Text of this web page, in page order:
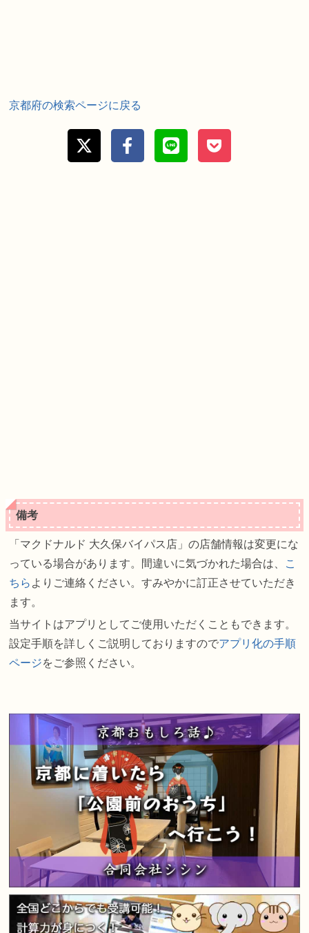
京都府の検索ページに戻る
備考
「マクドナルド 大久保バイパス店」の店舗情報は変更にな
っている場合があります。間違いに気づかれた場合は、 こ
ちら よりご連絡ください。すみやかに訂正させていただき
ます。
当サイトはアプリとしてご使用いただくこともできます。
設定手順を詳しくご説明しておりますのでアプリ化の手順
ページをご参照ください。